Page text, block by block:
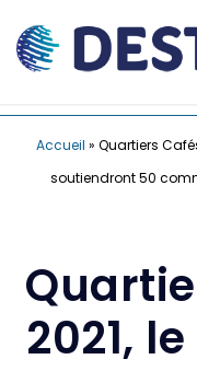
Accueil » Quartiers
soutiendront 50
2021,